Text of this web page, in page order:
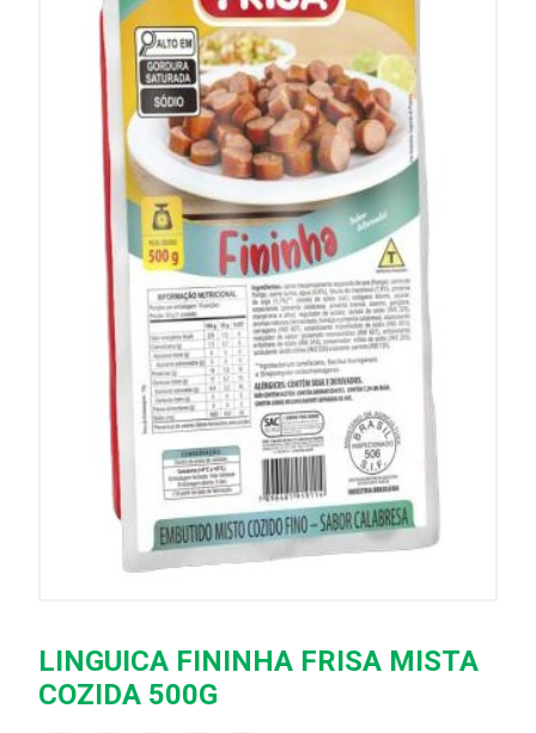
LINGUICA FININHA FRISA MISTA
COZIDA 500G